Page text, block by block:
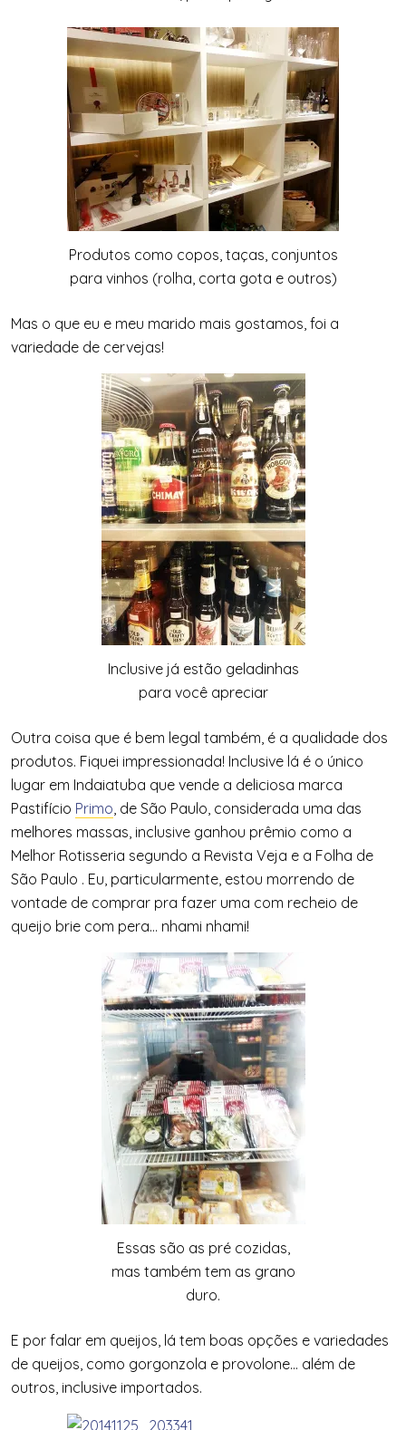
Produtos como copos, taças, conjuntos
para vinhos (rolha, corta gota e outros)
Mas o que eu e meu marido mais gostamos, foi a
variedade de cervejas!
Inclusive já estão geladinhas
para você apreciar
Outra coisa que é bem legal também, é a qualidade dos
produtos. Fiquei impressionada! Inclusive lá é o único
lugar em Indaiatuba que vende a deliciosa marca
Pastifício Primo , de São Paulo, considerada uma das
melhores massas, inclusive ganhou prêmio como a
Melhor Rotisseria segundo a Revista Veja e a Folha de
São Paulo . Eu, particularmente, estou morrendo de
vontade de comprar pra fazer uma com recheio de
queijo brie com pera… nhami nhami!
Essas são as pré cozidas,
mas também tem as grano
duro.
E por falar em queijos, lá tem boas opções e variedades
de queijos, como gorgonzola e provolone… além de
outros, inclusive importados.